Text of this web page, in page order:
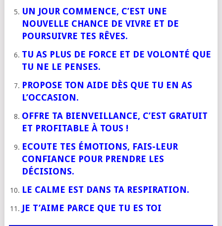
UN JOUR COMMENCE, C’EST UNE
NOUVELLE CHANCE DE VIVRE ET DE
POURSUIVRE TES RÊVES.
TU AS PLUS DE FORCE ET DE VOLONTÉ QUE
TU NE LE PENSES.
PROPOSE TON AIDE DÈS QUE TU EN AS
L’OCCASION.
OFFRE TA BIENVEILLANCE, C’EST GRATUIT
ET PROFITABLE À TOUS !
ECOUTE TES ÉMOTIONS, FAIS-LEUR
CONFIANCE POUR PRENDRE LES
DÉCISIONS.
LE CALME EST DANS TA RESPIRATION.
JE T’AIME PARCE QUE TU ES TOI